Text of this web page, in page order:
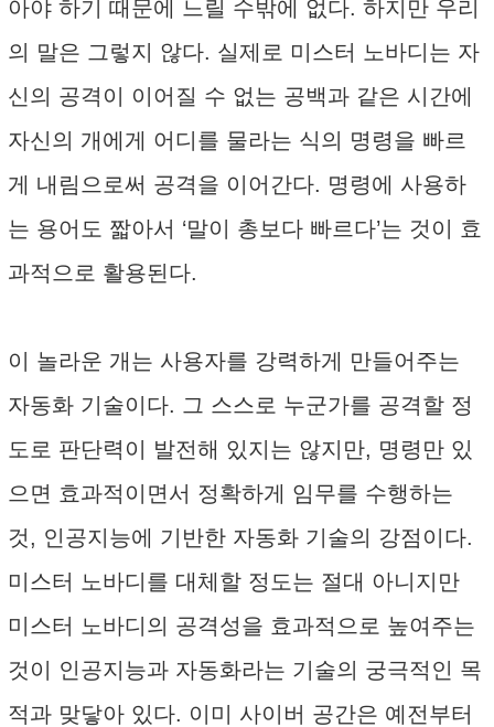
아야 하기 때문에 느릴 수밖에 없다. 하지만 우리
의 말은 그렇지 않다. 실제로 미스터 노바디는 자
신의 공격이 이어질 수 없는 공백과 같은 시간에
자신의 개에게 어디를 물라는 식의 명령을 빠르
게 내림으로써 공격을 이어간다. 명령에 사용하
는 용어도 짧아서 ‘말이 총보다 빠르다’는 것이 효
과적으로 활용된다.
이 놀라운 개는 사용자를 강력하게 만들어주는
자동화 기술이다. 그 스스로 누군가를 공격할 정
도로 판단력이 발전해 있지는 않지만, 명령만 있
으면 효과적이면서 정확하게 임무를 수행하는
것, 인공지능에 기반한 자동화 기술의 강점이다.
미스터 노바디를 대체할 정도는 절대 아니지만
미스터 노바디의 공격성을 효과적으로 높여주는
것이 인공지능과 자동화라는 기술의 궁극적인 목
적과 맞닿아 있다. 이미 사이버 공간은 예전부터